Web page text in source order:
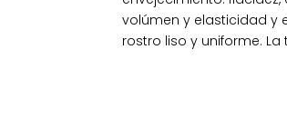
volúmen y elasticidad y
rostro liso y uniforme.